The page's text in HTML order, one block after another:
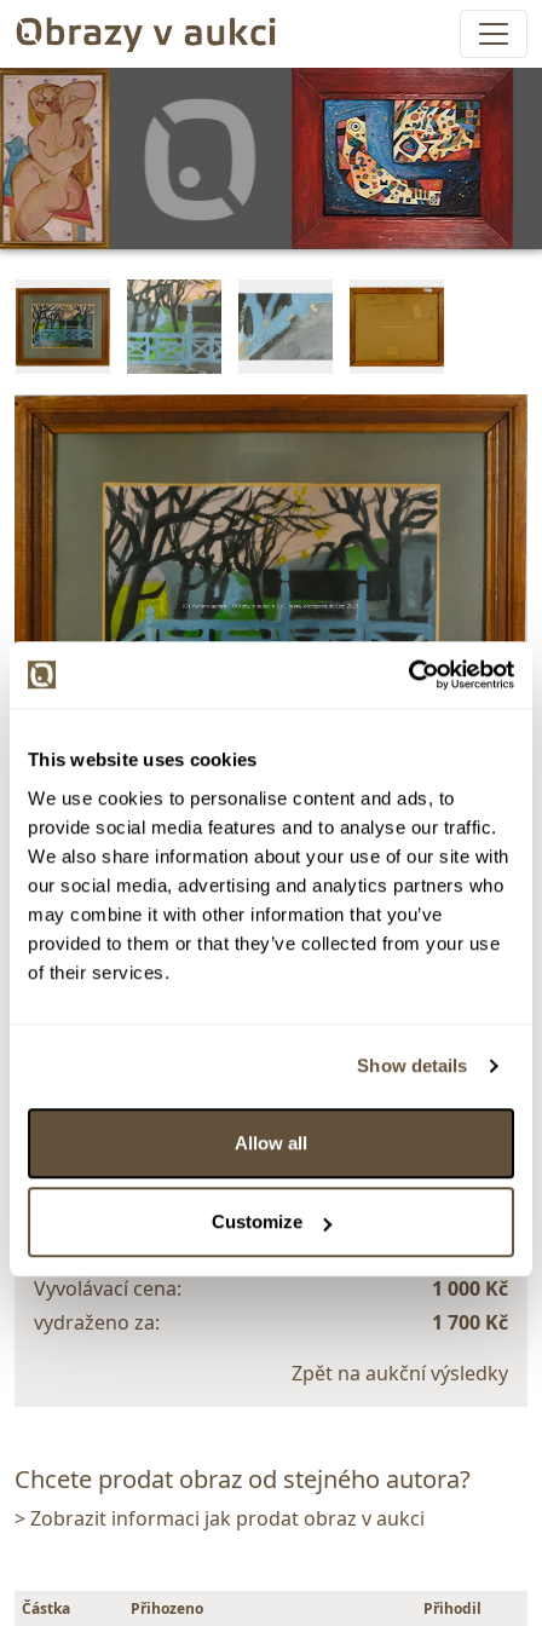
This website uses cookies
We use cookies to personalise content and ads, to
provide social media features and to analyse our traffic.
We also share information about your use of our site with
our social media, advertising and analytics partners who
may combine it with other information that you’ve
provided to them or that they’ve collected from your use
of their services.
Show details
Allow all
Customize
Detail položky
Tempera, 26x37 cm. Signováno vlevo dole Brož 45. Rám,
pasparta, sklo.
> Zobrazit detail položky a informace o autorovi
Josef Brož
Dražba ukončena:
17.10.2021 20:50:00
Vyvolávací cena:
1 000 Kč
vydraženo za:
1 700 Kč
Zpět na aukční výsledky
Chcete prodat obraz od stejného autora?
> Zobrazit informaci jak prodat obraz v aukci
Částka Přihozeno Přihodil